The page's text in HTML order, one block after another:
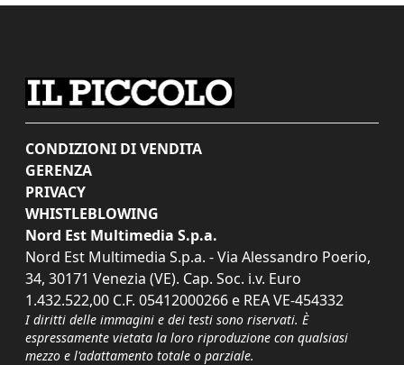
CONDIZIONI DI VENDITA
GERENZA
PRIVACY
WHISTLEBLOWING
Nord Est Multimedia S.p.a.
Nord Est Multimedia S.p.a. - Via Alessandro Poerio,
34, 30171 Venezia (VE). Cap. Soc. i.v. Euro
1.432.522,00 C.F. 05412000266 e REA VE-454332
I diritti delle immagini e dei testi sono riservati. È
espressamente vietata la loro riproduzione con qualsiasi
mezzo e l'adattamento totale o parziale.